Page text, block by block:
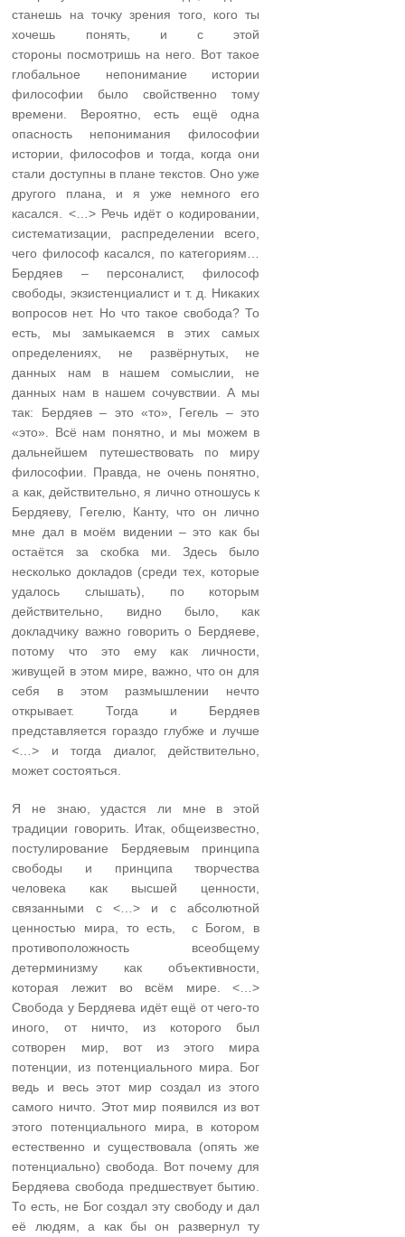
станешь на точку зрения того, кого ты
хочешь понять, и с этой
стороны посмотришь на него. Вот такое
глобальное непонимание истории
философии было свойственно тому
времени. Вероятно, есть ещё одна
опасность непонимания философии
истории, философов и тогда, когда они
стали доступны в плане текстов. Оно уже
другого плана, и я уже немного его
касался. <…> Речь идёт о кодировании,
систематизации, распределении всего,
чего философ касался, по категориям…
Бердяев – персоналист, философ
свободы, экзистенциалист и т. д. Никаких
вопросов нет. Но что такое свобода? То
есть, мы замыкаемся в этих самых
определениях, не развёрнутых, не
данных нам в нашем сомыслии, не
данных нам в нашем сочувствии. А мы
так: Бердяев – это «то», Гегель – это
«это». Всё нам понятно, и мы можем в
дальнейшем путешествовать по миру
философии. Правда, не очень понятно,
а как, действительно, я лично отношусь к
Бердяеву, Гегелю, Канту, что он лично
мне дал в моём видении – это как бы
остаётся за скобка ми. Здесь было
несколько докладов (среди тех, которые
удалось слышать), по которым
действительно, видно было, как
докладчику важно говорить о Бердяеве,
потому что это ему как личности,
живущей в этом мире, важно, что он для
себя в этом размышлении нечто
открывает. Тогда и Бердяев
представляется гораздо глубже и лучше
<…> и тогда диалог, действительно,
может состояться.
Я не знаю, удастся ли мне в этой
традиции говорить. Итак, общеизвестно,
постулирование Бердяевым принципа
свободы и принципа творчества
человека как высшей ценности,
связанными с <…> и с абсолютной
ценностью мира, то есть, с Богом, в
противоположность всеобщему
детерминизму как объективности,
которая лежит во всём мире. <…>
Свобода у Бердяева идёт ещё от чего-то
иного, от ничто, из которого был
сотворен мир, вот из этого мира
потенции, из потенциального мира. Бог
ведь и весь этот мир создал из этого
самого ничто. Этот мир появился из вот
этого потенциального мира, в котором
естественно и существовала (опять же
потенциально) свобода. Вот почему для
Бердяева свобода предшествует бытию.
То есть, не Бог создал эту свободу и дал
её людям, а как бы он развернул ту